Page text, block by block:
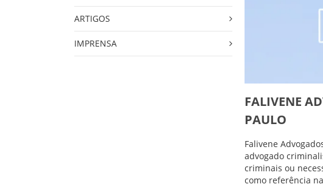
ARTIGOS
IMPRENSA
FALIVENE
PAULO
Falivene
advogado
criminais ou
como referência